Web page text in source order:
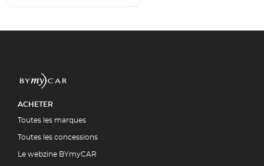
ACHETER
Toutes les marques
Toutes les concessions
Le webzine BYmyCAR